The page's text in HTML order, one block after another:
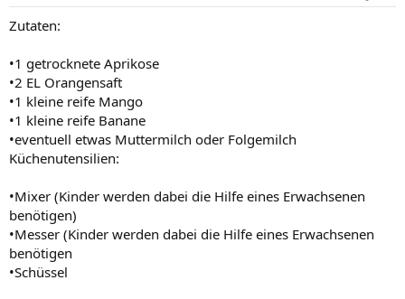
e
r
t
Zutaten:
•1 getrocknete Aprikose
•2 EL Orangensaft
•1 kleine reife Mango
•1 kleine reife Banane
•eventuell etwas Muttermilch oder Folgemilch
Küchenutensilien:
•Mixer (Kinder werden dabei die Hilfe eines Erwachsenen
benötigen)
•Messer (Kinder werden dabei die Hilfe eines Erwachsenen
benötigen
•Schüssel